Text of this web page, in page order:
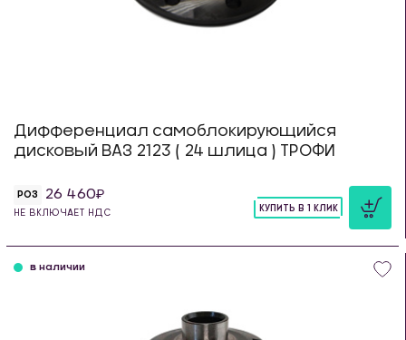
Дифференциал самоблокирующийся
дисковый ВАЗ 2123 ( 24 шлица ) ТРОФИ
РОЗ 26 460
НЕ ВКЛЮЧАЕТ НДС
КУПИТЬ В 1 КЛИК
в наличии